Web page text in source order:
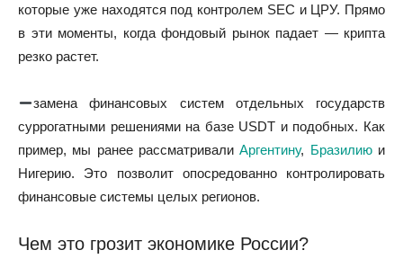
которые уже находятся под контролем SEC и ЦРУ. Прямо
в эти моменты, когда фондовый рынок падает — крипта
резко растет.
замена финансовых систем отдельных государств
суррогатными решениями на базе USDT и подобных. Как
пример, мы ранее рассматривалиАргентину, Бразилиюи
Нигерию. Это позволит опосредованно контролировать
финансовые системы целых регионов.
Чем это грозит экономике России?